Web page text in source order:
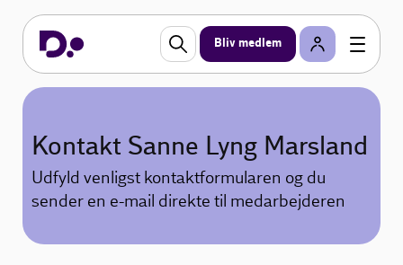
Bliv medlem
Kontakt Sanne Lyng Marsland
Udfyld venligst kontaktformularen og du
sender en e-mail direkte til medarbejderen